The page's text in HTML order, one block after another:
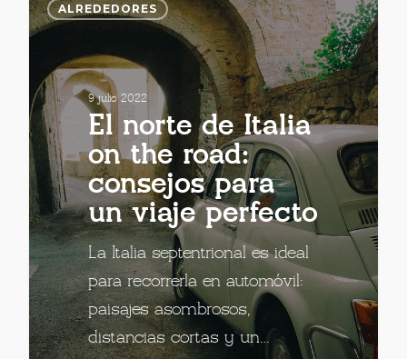
ALREDEDORES
9 julio 2022
El norte de Italia
on the road:
consejos para
un viaje perfecto
La Italia septentrional es ideal
para recorrerla en automóvil:
paisajes asombrosos,
distancias cortas y un…